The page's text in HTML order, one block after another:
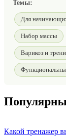
Темы:
Для
Набор массы
Варикоз и
Какой тренажер